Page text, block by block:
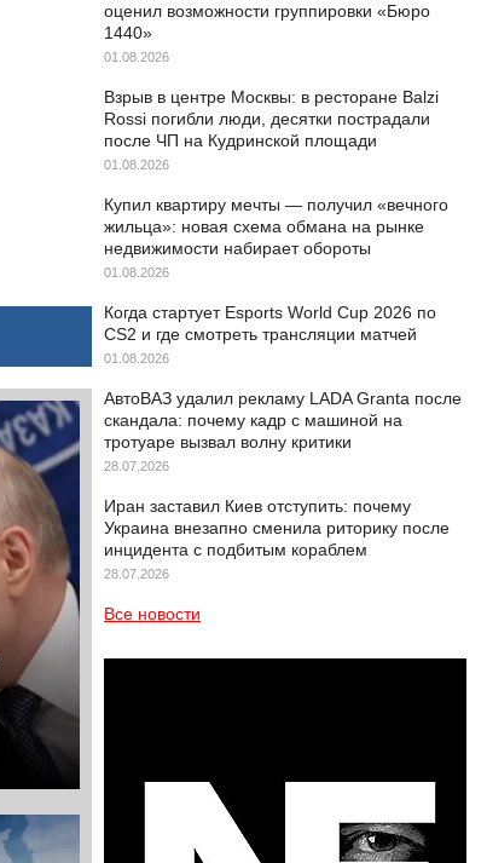
оценил возможности группировки «Бюро
1440»
01.08.2026
Взрыв в центре Москвы: в ресторане Balzi
Rossi погибли люди, десятки пострадали
после ЧП на Кудринской площади
01.08.2026
Купил квартиру мечты — получил «вечного
жильца»: новая схема обмана на рынке
недвижимости набирает обороты
01.08.2026
Когда стартует Esports World Cup 2026 по
CS2 и где смотреть трансляции матчей
01.08.2026
АвтоВАЗ удалил рекламу LADA Granta после
скандала: почему кадр с машиной на
тротуаре вызвал волну критики
28.07.2026
Иран заставил Киев отступить: почему
Украина внезапно сменила риторику после
инцидента с подбитым кораблем
28.07.2026
Все новости